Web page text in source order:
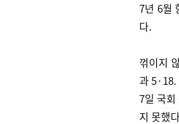
7년 6월
다.
꺾이지
과 5·18.
7일 국회
지 못했